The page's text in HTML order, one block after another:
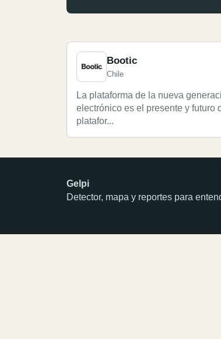
Bootic
Chile
La plataforma de la nueva
electrónico es el presente y futuro
platafor...
Gelpi
Detector, mapa y reportes para